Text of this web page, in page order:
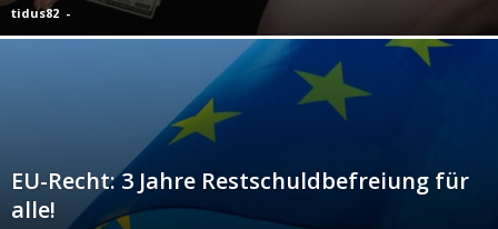
tidus82 -
EU-Recht: 3 Jahre Restschuldbefreiung für
alle!